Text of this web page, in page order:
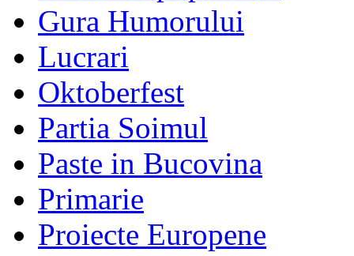
Gura Humorului
Lucrari
Oktoberfest
Partia Soimul
Paste in Bucovina
Primarie
Proiecte Europene